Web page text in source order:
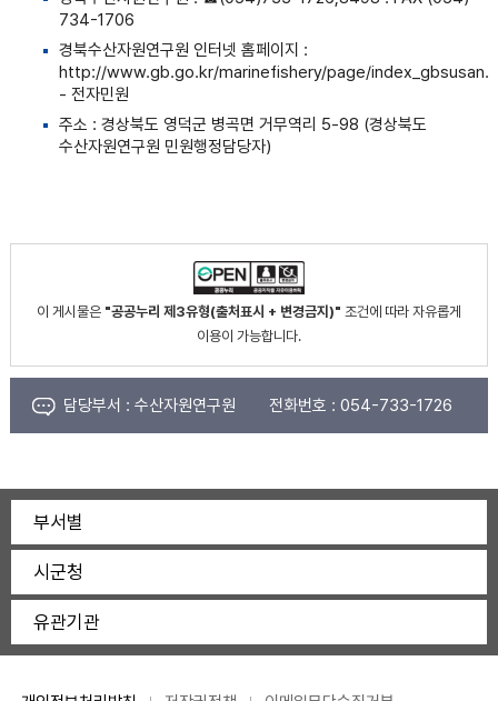
734-1706
경북수산자원연구원 인터넷 홈페이지 :
http://www.gb.go.kr/marinefishery/page/
- 전자민원
주소 : 경상북도 영덕군 병곡면 거무역리 5-98 (경상북도
수산자원연구원 민원행정담당자)
이 게시물은 "공공누리 제3유형(출처표시 + 변경금지)" 조건에 따라 자유롭게
이용이 가능합니다.
담당부서 : 수산자원연구원 전화번호 : 054-733-1726
부서별
시군청
유관기관